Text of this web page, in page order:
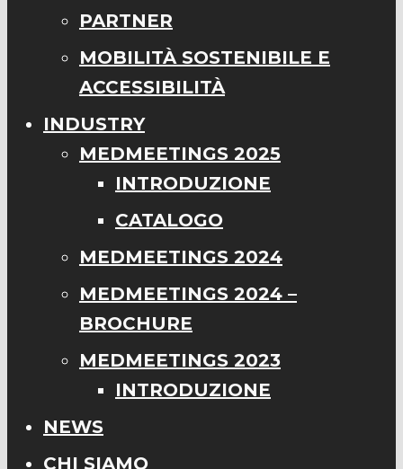
PARTNER
MOBILITÀ SOSTENIBILE E
ACCESSIBILITÀ
INDUSTRY
MEDMEETINGS 2025
INTRODUZIONE
CATALOGO
MEDMEETINGS 2024
MEDMEETINGS 2024 –
BROCHURE
MEDMEETINGS 2023
INTRODUZIONE
NEWS
CHI SIAMO